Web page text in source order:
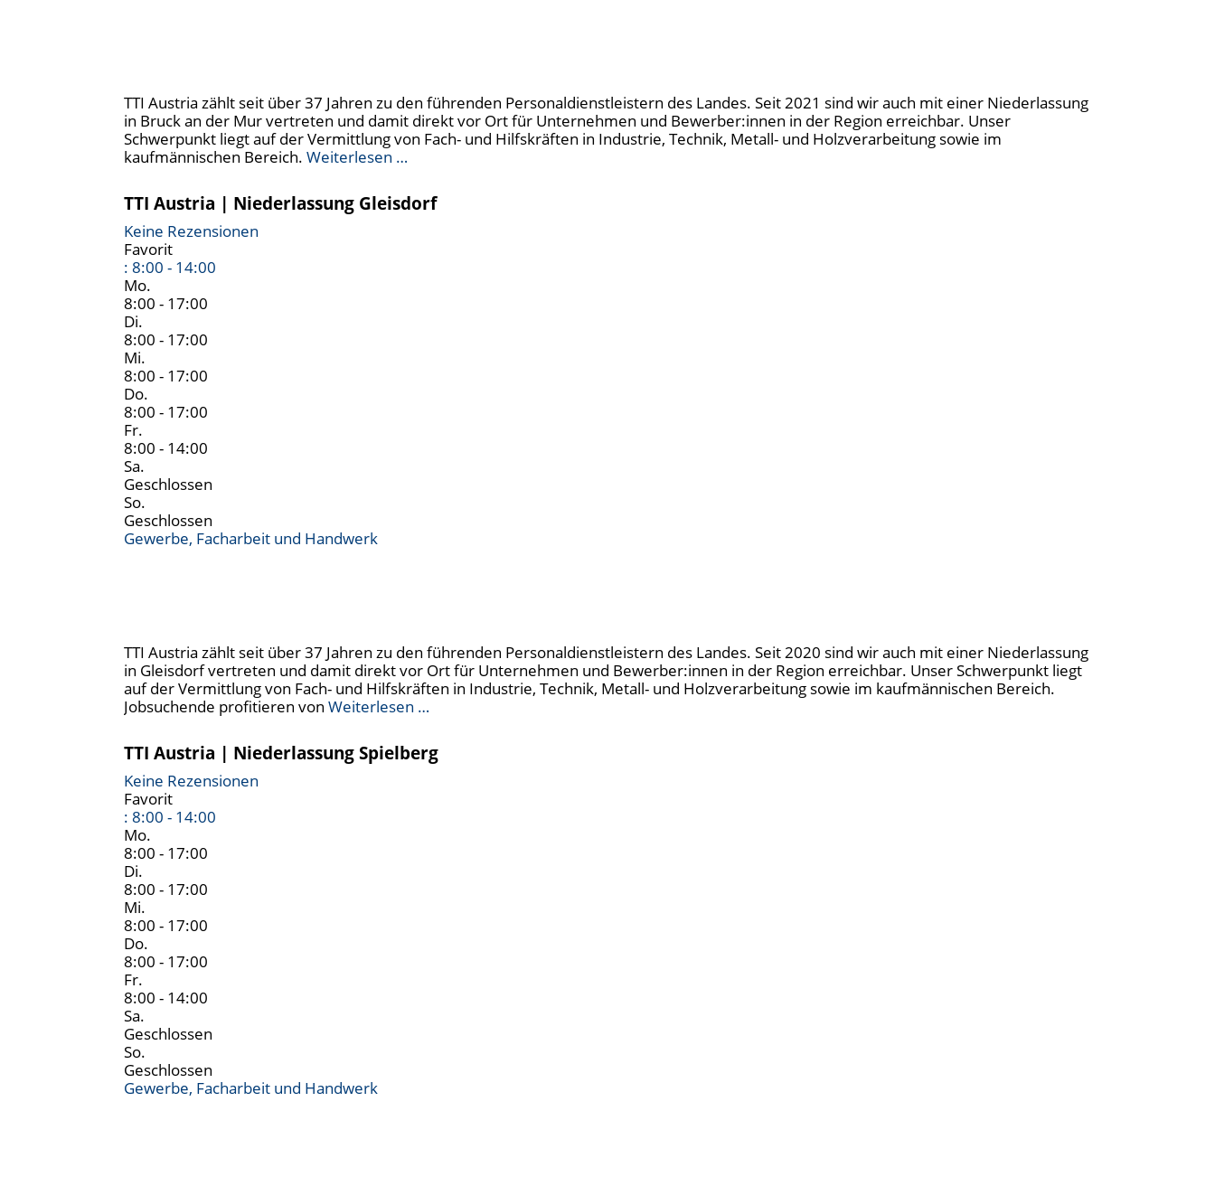
TTI Austria zählt seit über 37 Jahren zu den führenden Personaldienstleistern des Landes. Seit 2021 sind wir auch mit einer Niederlassung
in Bruck an der Mur vertreten und damit direkt vor Ort für Unternehmen und Bewerber:innen in der Region erreichbar. Unser
Schwerpunkt liegt auf der Vermittlung von Fach- und Hilfskräften in Industrie, Technik, Metall- und Holzverarbeitung sowie im
kaufmännischen Bereich. Weiterlesen …
TTI Austria | Niederlassung Gleisdorf
Keine Rezensionen
Favorit
: 8:00 - 14:00
Mo.
8:00 - 17:00
Di.
8:00 - 17:00
Mi.
8:00 - 17:00
Do.
8:00 - 17:00
Fr.
8:00 - 14:00
Sa.
Geschlossen
So.
Geschlossen
Gewerbe, Facharbeit und Handwerk
TTI Austria zählt seit über 37 Jahren zu den führenden Personaldienstleistern des Landes. Seit 2020 sind wir auch mit einer Niederlassung
in Gleisdorf vertreten und damit direkt vor Ort für Unternehmen und Bewerber:innen in der Region erreichbar. Unser Schwerpunkt liegt
auf der Vermittlung von Fach- und Hilfskräften in Industrie, Technik, Metall- und Holzverarbeitung sowie im kaufmännischen Bereich.
Jobsuchende profitieren von Weiterlesen …
TTI Austria | Niederlassung Spielberg
Keine Rezensionen
Favorit
: 8:00 - 14:00
Mo.
8:00 - 17:00
Di.
8:00 - 17:00
Mi.
8:00 - 17:00
Do.
8:00 - 17:00
Fr.
8:00 - 14:00
Sa.
Geschlossen
So.
Geschlossen
Gewerbe, Facharbeit und Handwerk